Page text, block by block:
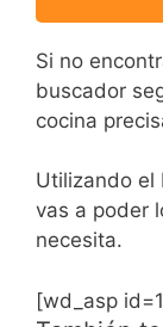
Si no
buscador
cocina
Utilizando el
vas a poder
necesita.
[wd_asp